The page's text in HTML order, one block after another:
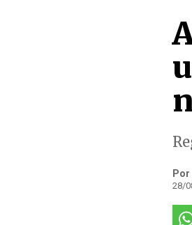
28/